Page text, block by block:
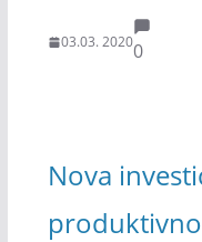
03.03. 20200
Nova